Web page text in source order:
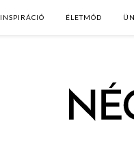
INSPIRÁCIÓ ÉLETMÓD